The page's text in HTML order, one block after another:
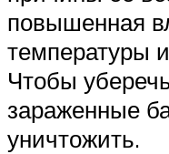
повышенная
температуры
Чтобы
зараженные
уничтожить.